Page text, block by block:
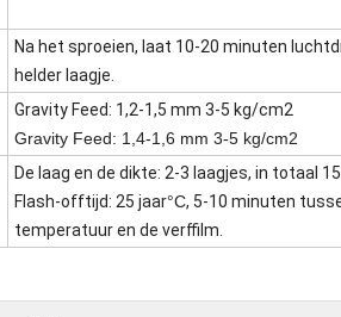
Na het sproeien, laat 10-20 minuten
helder laagje.
Gravity Feed: 1,2-1,5 mm 3-5 kg/cm2
Gravity Feed: 1,4-1,6 mm 3-5 kg/cm2
De laag en de dikte: 2-3 laagjes, in totaal
Flash-offtijd: 25 jaar°C, 5-10 minuten
temperatuur en de verffilm.